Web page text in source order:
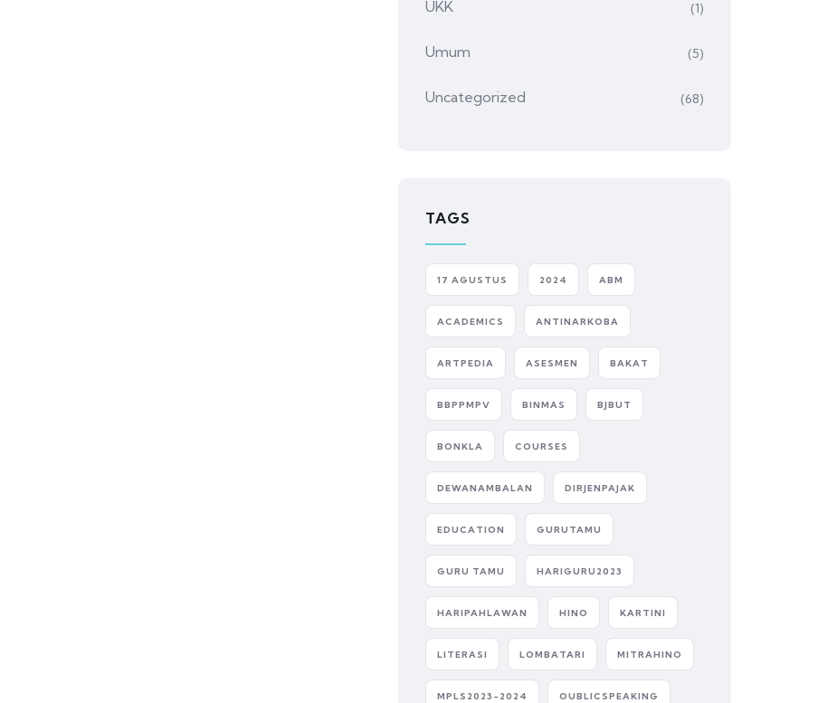
UKK (1)
Umum (5)
Uncategorized (68)
TAGS
17 AGUSTUS 2024 ABM
ACADEMICS ANTINARKOBA
ARTPEDIA ASESMEN BAKAT
BBPPMPV BINMAS BJBUT
BONKLA COURSES
DEWANAMBALAN DIRJENPAJAK
EDUCATION GURUTAMU
GURU TAMU HARIGURU2023
HARIPAHLAWAN HINO KARTINI
LITERASI LOMBATARI MITRAHINO
MPLS2023-2024 OUBLICSPEAKING